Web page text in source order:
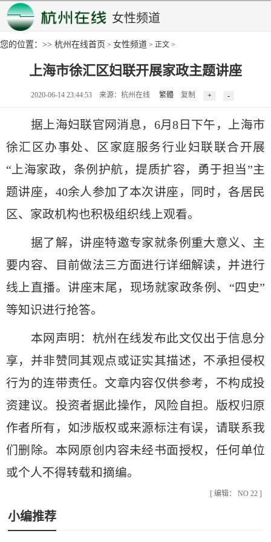
女性频道
您的位置：>> 杭州在线首页 > 女性频道 > 正文 >
上海市徐汇区妇联开展家政主题讲座
2020-06-14 23:44:53 来源：杭州在线 繁體 复制
据上海妇联官网消息，6月8日下午，上海市
徐汇区办事处、区家庭服务行业妇联联合开展
“上海家政，条例护航，提质扩容，勇于担当”主
题讲座，40余人参加了本次讲座，同时，各居民
区、家政机构也积极组织线上观看。
据了解，讲座特邀专家就条例重大意义、主
要内容、目前做法三方面进行详细解读，并进行
线上直播。讲座末尾，现场就家政条例、“四史”
等知识进行抢答。
本网声明：杭州在线发布此文仅出于信息分
享，并非赞同其观点或证实其描述，不承担侵权
行为的连带责任。文章内容仅供参考，不构成投
资建议。投资者据此操作，风险自担。版权归原
作者所有，如涉版权或来源标注有误，请联系我
们删除。本网原创内容未经书面授权，任何单位
或个人不得转载和摘编。
[ 编辑： NO 22 ]
小编推荐